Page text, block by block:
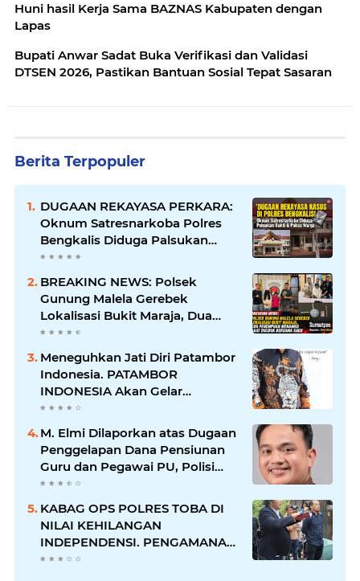
Huni hasil Kerja Sama BAZNAS Kabupaten dengan
Lapas
Bupati Anwar Sadat Buka Verifikasi dan Validasi
DTSEN 2026, Pastikan Bantuan Sosial Tepat Sasaran
Berita Terpopuler
DUGAAN REKAYASA PERKARA:
Oknum Satresnarkoba Polres
Bengkalis Diduga Palsukan
Barang Bukti Hingga Paksa
BREAKING NEWS: Polsek
Gunung Malela Gerebek
Lokalisasi Bukit Maraja, Dua
Perempuan Menangis Saat
Diciduk Bersama Sabu
Meneguhkan Jati Diri Patambor
Indonesia. PATAMBOR
INDONESIA Akan Gelar
RAKERNAS II Di Jakarta.
M. Elmi Dilaporkan atas Dugaan
Penggelapan Dana Pensiunan
Guru dan Pegawai PU, Polisi
Pastikan Proses Hukum
KABAG OPS POLRES TOBA DI
NILAI KEHILANGAN
INDEPENDENSI. PENGAMANAN
PENEMBOKAN TANAH DI